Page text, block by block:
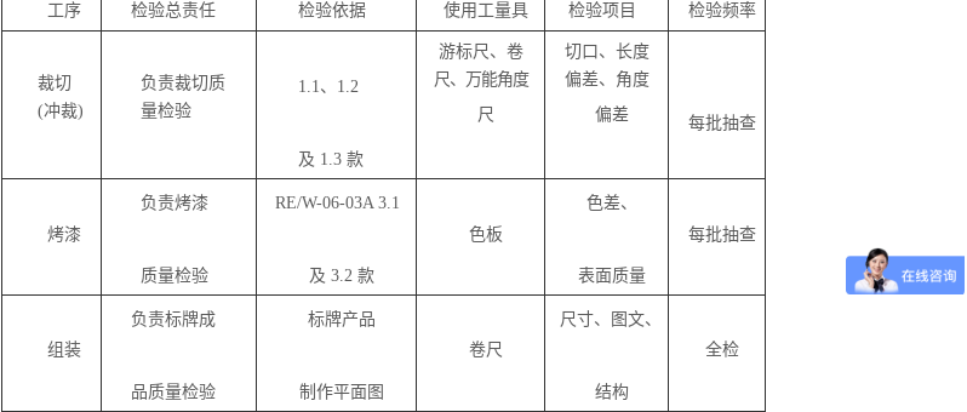
工序 检验总责任 检验依据 使用工量具 检验项目 检验频率
裁切
(冲裁)
负责裁切质
量检验
1.1、1.2
及 1.3 款
游标尺、卷
尺、万能角度
尺
切口、长度
偏差、角度
偏差
每批抽查
烤漆
负责烤漆
质量检验
RE/W-06-03A 3.1
及 3.2 款
色板
色差、
表面质量
每批抽查
组装
负责标牌成
品质量检验
标牌产品
制作平面图
卷尺
尺寸、图文、
结构
全检